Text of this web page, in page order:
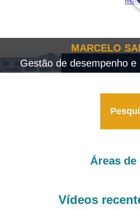
MARCELO
Gestão de desempenho
Áreas de
Vídeos